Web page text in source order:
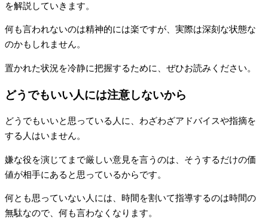
を解説していきます。
何も言われないのは精神的には楽ですが、実際は深刻な状態な
のかもしれません。
置かれた状況を冷静に把握するために、ぜひお読みください。
どうでもいい人には注意しないから
どうでもいいと思っている人に、わざわざアドバイスや指摘を
する人はいません。
嫌な役を演じてまで厳しい意見を言うのは、そうするだけの価
値が相手にあると思っているからです。
何とも思っていない人には、時間を割いて指導するのは時間の
無駄なので、何も言わなくなります。